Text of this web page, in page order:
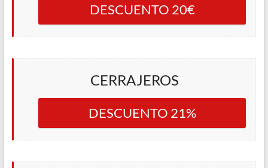
DESCUENTO 20€
CERRAJEROS
DESCUENTO 21%